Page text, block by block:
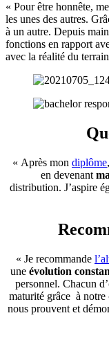
« Pour être honnête,
les unes des autres.
à un autre. Depuis
fonctions en rapport
avec la réalité du
« Après mon diplôme
en devenant
distribution. J’aspire
« Je recommande
une évolution
personnel. Chacun
maturité grâce à notre
nous prouvent et